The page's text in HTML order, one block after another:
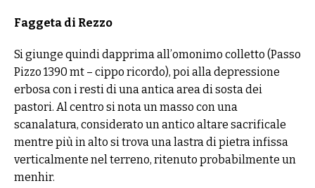
Faggeta di Rezzo
Si giunge quindi dapprima all’omonimo colletto (Passo
Pizzo 1390 mt – cippo ricordo), poi alla depressione
erbosa con i resti di una antica area di sosta dei
pastori. Al centro si nota un masso con una
scanalatura, considerato un antico altare sacrificale
mentre più in alto si trova una lastra di pietra infissa
verticalmente nel terreno, ritenuto probabilmente un
menhir.